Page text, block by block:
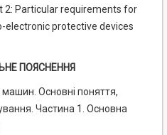
Particular requirements for
electronic protective devices
ПОЯСНЕННЯ
машин. Основні поняття,
Частина 1. Основна